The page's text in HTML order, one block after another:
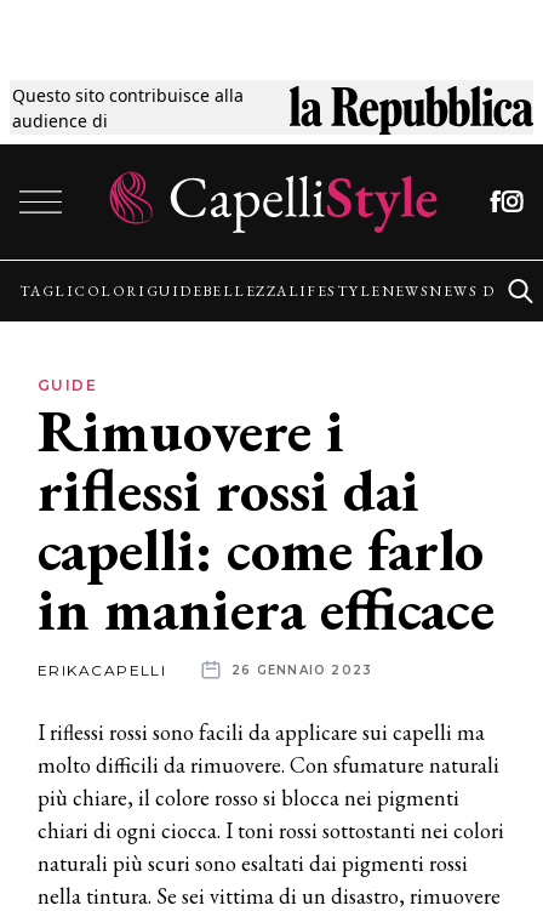
Questo sito contribuisce alla
audience di
Tagli
Colori
Guide
Lifestyle
News
News
TAGLICOLORI GUIDEBELLEZZALIFESTYLENEWSNEWS
GUIDE
Rimuovere i
riflessi rossi dai
capelli: come farlo
in maniera efficace
ERIKACAPELLI 26 GENNAIO 2023
I riflessi rossi sono facili da applicare sui capelli ma
molto difficili da rimuovere. Con sfumature naturali
più chiare, il colore rosso si blocca nei pigmenti
chiari di ogni ciocca. I toni rossi sottostanti nei colori
naturali più scuri sono esaltati dai pigmenti rossi
nella tintura. Se sei vittima di un disastro, rimuovere